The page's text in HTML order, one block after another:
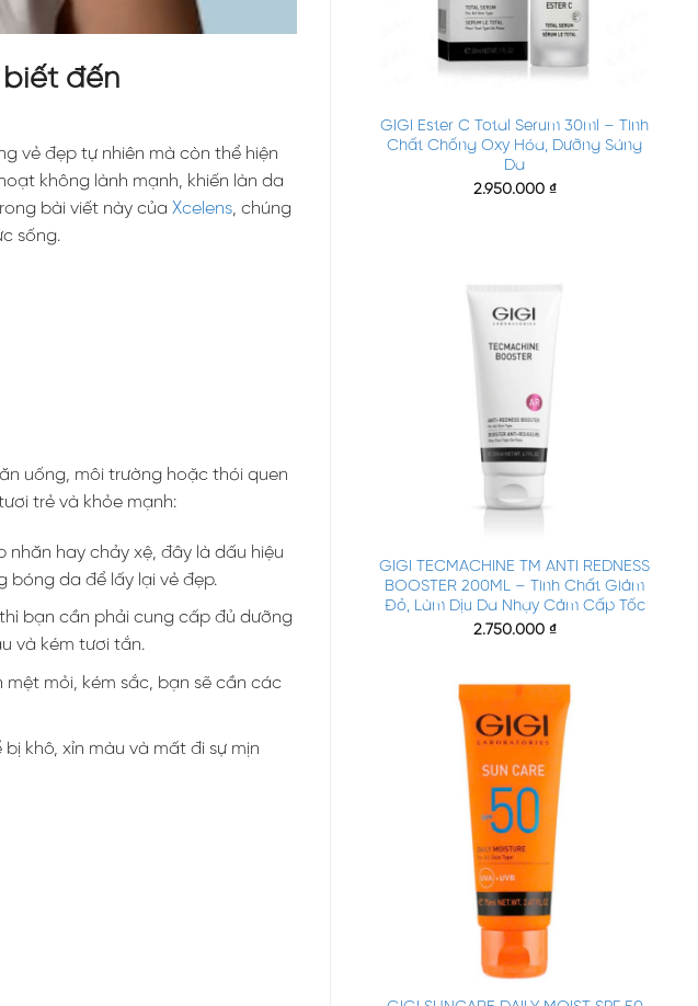
đến
vẻ đẹp tự nhiên mà còn thể hiện
không lành mạnh, khiến làn da
bài viết này của Xcelens, chúng
sống.
uống, môi trường hoặc thói quen
trẻ và khỏe mạnh:
nhăn hay chảy xệ, đây là dấu hiệu
bóng da để lấy lại vẻ đẹp.
bạn cần phải cung cấp đủ dưỡng
và kém tươi tắn.
mệt mỏi, kém sắc, bạn sẽ cần các
khô, xỉn màu và mất đi sự mịn
GIGI Ester C Total Serum 30ml – Tinh
Chất Chống Oxy Hóa, Dưỡng Sáng
Da
2.950.000 ₫
GIGI TECMACHINE TM ANTI REDNESS
BOOSTER 200ML – Tinh Chất Giảm
Đỏ, Làm Dịu Da Nhạy Cảm Cấp Tốc
2.750.000 ₫